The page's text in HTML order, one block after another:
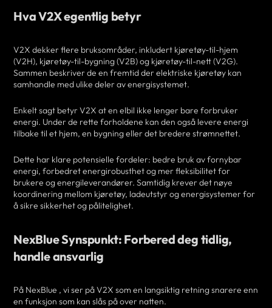
Hva V2X egentlig betyr
V2X dekker flere bruksområder, inkludert kjøretøy-til-hjem
(V2H), kjøretøy-til-bygning (V2B) og kjøretøy-til-nett (V2G).
Sammen beskriver de en fremtid der elektriske kjøretøy kan
samhandle med ulike deler av energisystemet.
Enkelt sagt betyr V2X at en elbil ikke lenger bare forbruker
energi. Under de rette forholdene kan den også levere energi
tilbake til et hjem, en bygning eller det bredere strømnettet.
Dette har klare potensielle fordeler: bedre bruk av fornybar
energi, forbedret energirobusthet og mer fleksibilitet for
brukere og energileverandører. Samtidig krever det nøye
koordinering mellom kjøretøy, ladeutstyr og energisystemer for
å sikre sikkerhet og pålitelighet.
NexBlue Synspunkt: Forbered deg tidlig,
handle ansvarlig
På NexBlue , vi ser på V2X som en langsiktig retning snarere enn
en funksjon som kan slås på over natten.